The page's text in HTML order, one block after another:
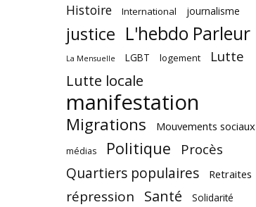
Histoire International journalisme
justice L'hebdo Parleur
La Mensuelle LGBT logement Lutte
Lutte locale
manifestation
Migrations Mouvements sociaux
médias Politique Procès
Quartiers populaires Retraites
répression Santé Solidarité